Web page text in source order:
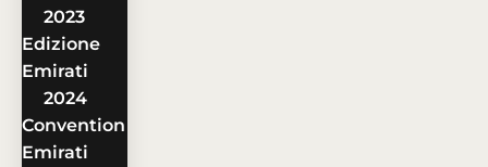
2023
Edizione
Emirati
2024
Convention
Emirati